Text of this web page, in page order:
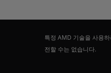
특정 AMD 기술을 사용
전할 수는 없습니다.